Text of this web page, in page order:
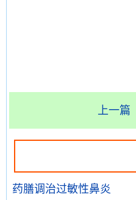
上一篇
药膳调治过敏性鼻炎